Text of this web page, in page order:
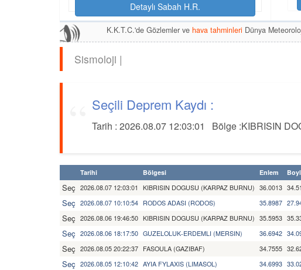
Detaylı Sabah H.R.
K.K.T.C.'de Gözlemler ve hava tahminleri Dünya
Sismoloji |
Seçili Deprem Kaydı :
Tarih : 2026.08.07 12:03:01 Bölge :KIBRISIN
Tarihi Bölgesi Enlem
Seç 2026.08.07 12:03:01 KIBRISIN DOGUSU (KARPAZ BURNU) 36.0013
Seç 2026.08.07 10:10:54 RODOS ADASI (RODOS) 35.8987
Seç 2026.08.06 19:46:50 KIBRISIN DOGUSU (KARPAZ BURNU) 35.5953
Seç 2026.08.06 18:17:50 GUZELOLUK-ERDEMLI (MERSIN) 36.6942
Seç 2026.08.05 20:22:37 FASOULA (GAZIBAF) 34.7555
Seç 2026.08.05 12:10:42 AYIA FYLAXIS (LIMASOL) 34.6993